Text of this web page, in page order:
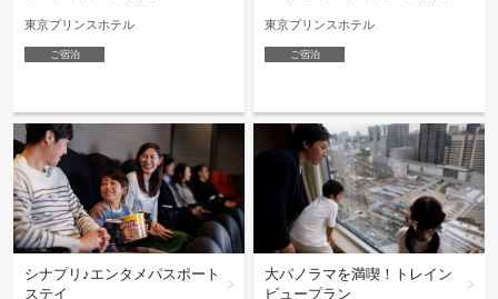
東京プリンスホテル
ご宿泊
東京プリンスホテル
ご宿泊
シナプリ♪エンタメパスポート
ステイ
大パノラマを満喫！トレイン
ビュープラン